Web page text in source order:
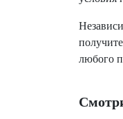
любого